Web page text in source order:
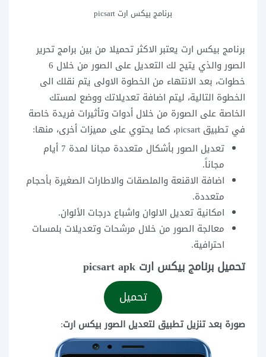
برنامج بيكس ارت picsart
برنامج بيكس ارت يعتبر الاكثر تحميلا من بين برامج تحرير
الصور والذي يتيح لك التعديل على الصور من خلال 6
خطوات، بعد الانتهاء من الخطوة الاولى يتم نقلك الى
الخطوة التالية، ليتم اضافة تعديلاتك ووضع لمستك
الخاصة على الصورة من خلال أدوات وتأثيرات فريدة خاصة
في تطبيق picsart، كما يحتوي على مميزات أخرى، منها:
تعديل الصور بأشكال متعددة مجانا لمدة 7 أيام
مجاناً.
اضافة الاقنعة والملصقات والاطارات الصغيرة بأحجام
متعددة.
امكانية تعديل الالوان واشباع درجات الألوان.
معالجة الصور من خلال مرشحات وتعديلات بلمسات
احترافية.
تحميل برنامج بيكس ارت picsart apk
تحميل
صورة بعد تنزيل تطبيق لتعديل الصور بيكس ارت: